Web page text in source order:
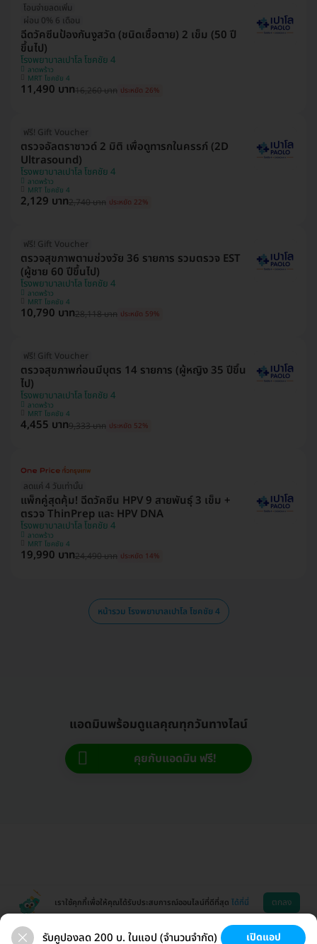
โอนจ่ายลดเพิ่ม
ผ่อน 0% 6 เดือน
ฉีดวัคซีนป้องกันงูสวัด (ชนิดเชื้อตาย) 2 เข็ม (50 ปี
ขึ้นไป)
โรงพยาบาลเปาโล โชคชัย 4
ลาดพร้าว
MRT โชคชัย 4
11,490 บาท16,260 บาท ประหยัด 26%
ฟรี! Gift Voucher
ตรวจอัลตราซาวด์ 2 มิติ เพื่อดูทารกในครรภ์ (2D
Ultrasound)
โรงพยาบาลเปาโล โชคชัย 4
ลาดพร้าว
MRT โชคชัย 4
2,129 บาท2,740 บาท ประหยัด 22%
ฟรี! Gift Voucher
ตรวจสุขภาพตามช่วงวัย 36 รายการ รวมตรวจ EST
(ผู้ชาย 60 ปีขึ้นไป)
โรงพยาบาลเปาโล โชคชัย 4
ลาดพร้าว
MRT โชคชัย 4
10,790 บาท28,118 บาท ประหยัด 59%
ฟรี! Gift Voucher
ตรวจสุขภาพก่อนมีบุตร 14 รายการ (ผู้หญิง 35 ปีขึ้น
ไป)
โรงพยาบาลเปาโล โชคชัย 4
ลาดพร้าว
MRT โชคชัย 4
4,455 บาท9,333 บาท ประหยัด 52%
ลดแค่ 4 วันเท่านั้น
แพ็กคู่สุดคุ้ม! ฉีดวัคซีน HPV 9 สายพันธุ์ 3 เข็ม +
ตรวจ ThinPrep และ HPV DNA
โรงพยาบาลเปาโล โชคชัย 4
ลาดพร้าว
MRT โชคชัย 4
19,990 บาท24,490 บาท ประหยัด 14%
หน้ารวม โรงพยาบาลเปาโล โชคชัย 4
แอดมินพร้อมดูแลคุณทุกวันทางไลน์
คุยกับแอดมิน ฟรี!
เราใช้คุกกี้เพื่อให้คุณได้รับประสบการณ์ออนไลน์ที่ดีที่สุด ได้ที่นี่ ตกลง
รับคูปองลด 200 บ. ในแอป (จำนวนจำกัด) เปิดแอป